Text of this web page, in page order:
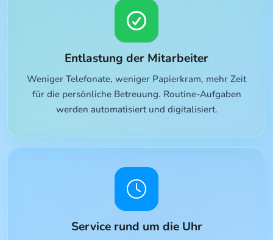
Entlastung der Mitarbeiter
Weniger Telefonate, weniger Papierkram, mehr Zeit
für die persönliche Betreuung. Routine-Aufgaben
werden automatisiert und digitalisiert.
Service rund um die Uhr